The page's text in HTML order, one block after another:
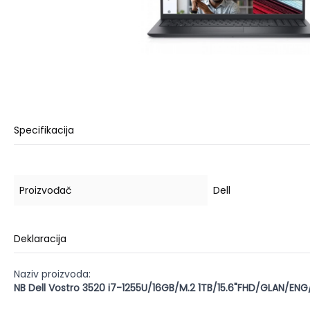
Specifikacija
Proizvođač Dell
Deklaracija
Naziv proizvoda:
NB Dell Vostro 3520 i7-1255U/16GB/M.2 1TB/15.6"FHD/GLAN/